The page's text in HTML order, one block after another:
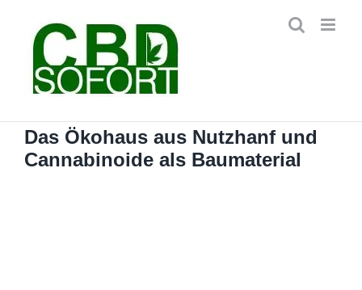
springen
Das Ökohaus aus Nutzhanf und
Cannabinoide als Baumaterial